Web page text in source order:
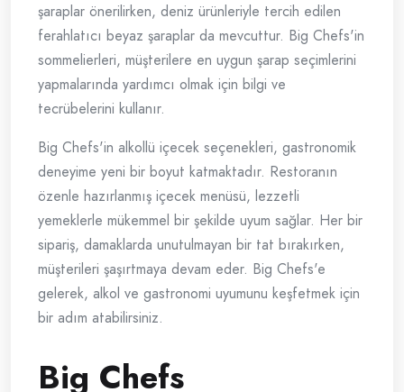
şaraplar önerilirken, deniz ürünleriyle tercih edilen
ferahlatıcı beyaz şaraplar da mevcuttur. Big Chefs'in
sommelierleri, müşterilere en uygun şarap seçimlerini
yapmalarında yardımcı olmak için bilgi ve
tecrübelerini kullanır.
Big Chefs'in alkollü içecek seçenekleri, gastronomik
deneyime yeni bir boyut katmaktadır. Restoranın
özenle hazırlanmış içecek menüsü, lezzetli
yemeklerle mükemmel bir şekilde uyum sağlar. Her bir
sipariş, damaklarda unutulmayan bir tat bırakırken,
müşterileri şaşırtmaya devam eder. Big Chefs'e
gelerek, alkol ve gastronomi uyumunu keşfetmek için
bir adım atabilirsiniz.
Big Chefs